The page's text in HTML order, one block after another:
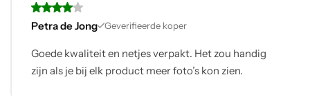
Petra de Jong Geverifieerde koper
Goede kwaliteit en netjes verpakt. Het zou handig
zijn als je bij elk product meer foto’s kon zien.